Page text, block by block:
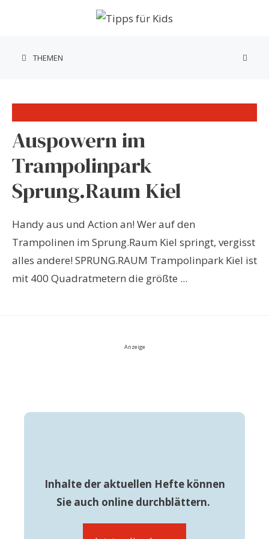
THEMEN
Auspowern im
Trampolinpark
Sprung.Raum Kiel
Handy aus und Action an! Wer auf den
Trampolinen im Sprung.Raum Kiel springt, vergisst
alles andere! SPRUNG.RAUM Trampolinpark Kiel ist
mit 400 Quadratmetern die größte ...
Anzeige
Inhalte der aktuellen Hefte können
Sie auch online durchblättern.